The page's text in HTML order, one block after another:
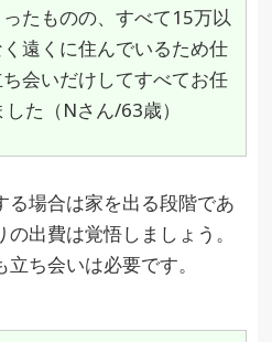
たものの、すべて15万以
遠くに住んでいるため仕
会いだけしてすべてお任
た（Nさん/63歳）
る場合は家を出る段階であ
出費は覚悟しましょう。
ち会いは必要です。